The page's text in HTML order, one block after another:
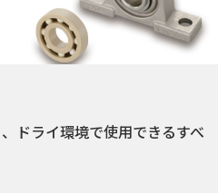
受です。焼結金属ですので生
し...